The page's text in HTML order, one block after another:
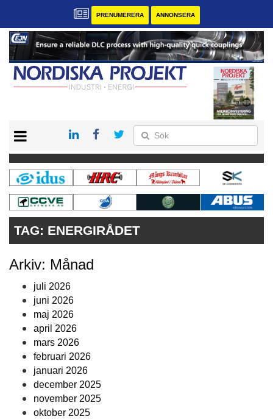
PRENUMERERA ANNONSERA
KONTAKT
VÅRA ANDRA MAGASIN
PRENUMERERA
ANNONSERA
TAG: ENERGIRÅDET
Arkiv: Månad
juli 2026
juni 2026
maj 2026
april 2026
mars 2026
februari 2026
januari 2026
december 2025
november 2025
oktober 2025